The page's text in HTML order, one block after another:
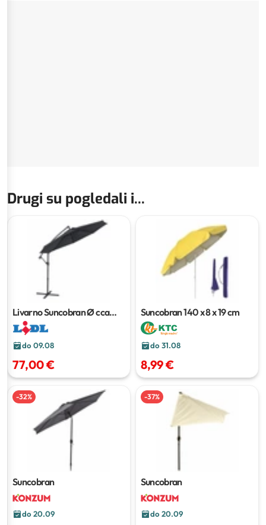
Drugi su pogledali i...
Livarno SuncobranØ cca
300 cm
do 09.08
77,00 €
Suncobran140 x 8 x 19 cm
do 31.08
8,99 €
-32%
Suncobran
do 20.09
-37%
Suncobran
do 20.09